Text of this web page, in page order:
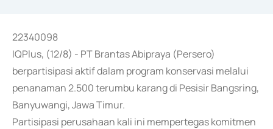
22340098
IQPlus, (12/8) - PT Brantas Abipraya (Persero)
berpartisipasi aktif dalam program konservasi melalui
penanaman 2.500 terumbu karang di Pesisir Bangsring,
Banyuwangi, Jawa Timur.
Partisipasi perusahaan kali ini mempertegas komitmen